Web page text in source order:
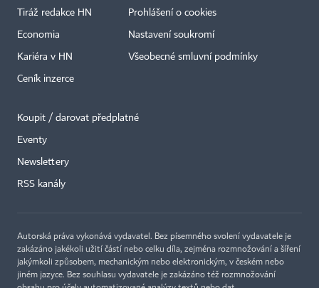
Tiráž redakce HN
Economia
Kariéra v HN
Ceník inzerce
Prohlášení o cookies
Nastavení soukromí
Všeobecné smluvní podmínky
Koupit / darovat předplatné
Eventy
Newslettery
RSS kanály
Autorská práva vykonává vydavatel. Bez písemného svolení vydavatele je
zakázáno jakékoli užití částí nebo celku díla, zejména rozmnožování a šíření
jakýmkoli způsobem, mechanickým nebo elektronickým, v českém nebo
jiném jazyce. Bez souhlasu vydavatele je zakázáno též rozmnožování